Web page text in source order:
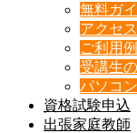
無料ガ
アクセ
ご利用例
受講生
パソコ
資格試験申込
出張家庭教師